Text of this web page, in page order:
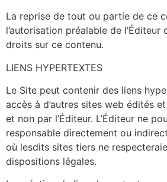
La reprise de tout ou partie de ce
l’autorisation préalable de
droits sur ce contenu.
LIENS HYPERTEXTES
Le Site peut contenir des liens
accès à d’autres sites web édités
et non par l’Éditeur. L’Éditeur ne
responsable directement ou
où lesdits sites tiers ne
dispositions légales.